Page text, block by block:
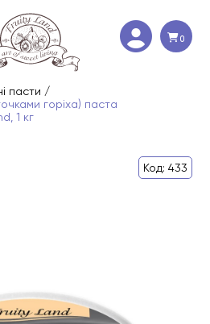
0
пасти /
горіха) паста
1 кг
Код: 433